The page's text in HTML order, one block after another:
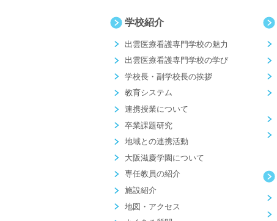
学校紹介
出雲医療看護専門学校の魅力
出雲医療看護専門学校の学び
学校長・副学校長の挨拶
教育システム
連携授業について
卒業課題研究
地域との連携活動
大阪滋慶学園について
専任教員の紹介
施設紹介
地図・アクセス